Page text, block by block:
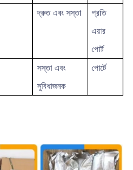
দ্রুত এবং সস্তা
প্রতি
এয়ার
পোর্ট
সস্তা এবং
সুবিধাজনক
পোর্টে